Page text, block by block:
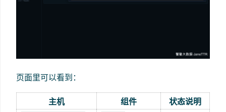
页面里可以看到：
主机 组件 状态说明